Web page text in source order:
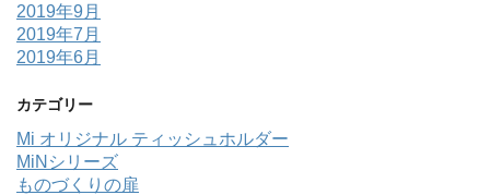
2019年9月
2019年7月
2019年6月
カテゴリー
Mi オリジナル ティッシュホルダー
MiNシリーズ
ものづくりの扉